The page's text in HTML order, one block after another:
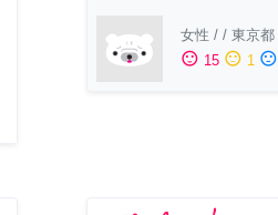
女性 / / 東京都
sentiment_satisfied 15 sentiment_neutral 1 sentiment_dissatisfied